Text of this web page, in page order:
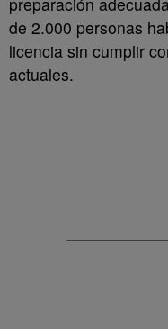
de 2.000 personas
licencia sin cumplir
actuales.